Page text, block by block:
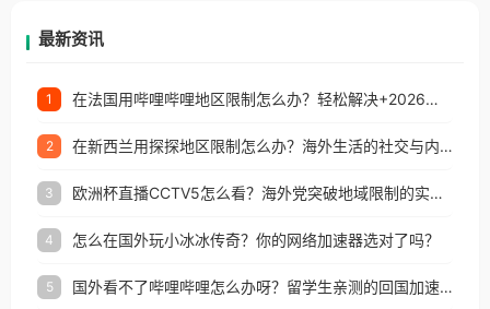
最新资讯
1 在法国用哔哩哔哩地区限制怎么办？轻松解决+2026世界杯看球攻略
2 在新西兰用探探地区限制怎么办？海外生活的社交与内容之困
3 欧洲杯直播CCTV5怎么看？海外党突破地域限制的实用指南
4 怎么在国外玩小冰冰传奇？你的网络加速器选对了吗？
5 国外看不了哔哩哔哩怎么办呀？留学生亲测的回国加速全攻略（含酷我音乐渤海银行解决方法）